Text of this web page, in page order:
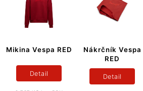
Mikina Vespa RED
Detail
Nákrčník Vespa
RED
Detail